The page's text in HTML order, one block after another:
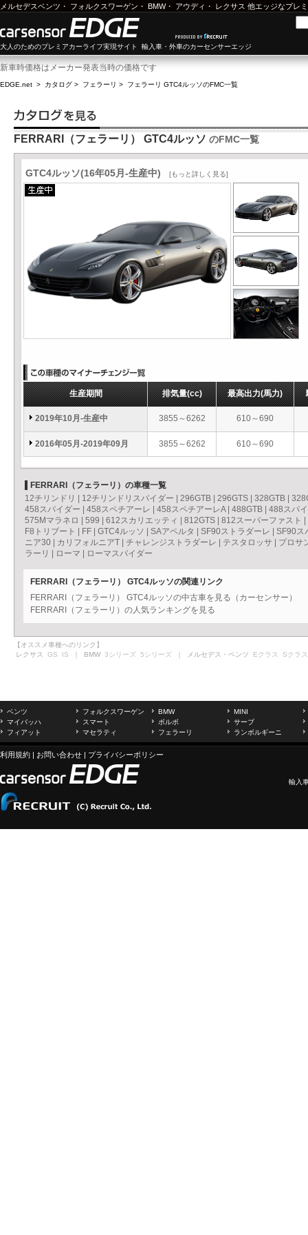
メルセデスベンツ ・ フォルクスワーゲン ・ BMW・ アウディ ・ レクサス 他エッジなプレ
大人のためのプレミアカーライフ実現サイト 輸入車・外車のカーセンサーエッジ
新車時価格はメーカー発表当時の価格です
EDGE.net > カタログ > フェラーリ > フェラーリ GTC4ルッソのFMC一覧
FERRARI（フェラーリ） GTC4ルッソ のFMC一覧
GTC4ルッソ(16年05月-生産中) [もっと詳しく見る]
生産期間 排気量(cc) 最高出力(馬力)
2019年10月-生産中 3855～6262 610～690
2016年05月-2019年09月 3855～6262 610～690
FERRARI（フェラーリ）の車種一覧
12チリンドリ
12チリンドリスパイダー 296GTB 296GTS 328GTB
458スパイダー
458スペチアーレ 458スペチアーレA| 488GTB
488スパ
575Mマラネロ
599 612スカリエッティ 812GTS 812スーパーファスト
F8トリブート
FF GTC4ルッソ SAアペルタ SF90ストラダーレ
SF90ス
ニア30
カリフォルニアT チャレンジストラダーレ テスタロッサ
プロサ
ラーリ
ローマ ローマスパイダー
FERRARI（フェラーリ） GTC4ルッソの関連リンク
FERRARI（フェラーリ） GTC4ルッソの中古車を見る（カーセンサー）
FERRARI（フェラーリ）の人気ランキングを見る
【オススメ車種へのリンク】
レクサス GS IS ｜ BMW 3シリーズ 5シリーズ ｜ メルセデス・ベンツ Eクラス Sクラス
ベンツ フォルクスワーゲン BMW
MINI
マイバッハ
スマート ボルボ
サーブ
フィアット
マセラティ フェラーリ ランボルギーニ
利用規約 | お問い合わせ | プライバシーポリシー
輸入